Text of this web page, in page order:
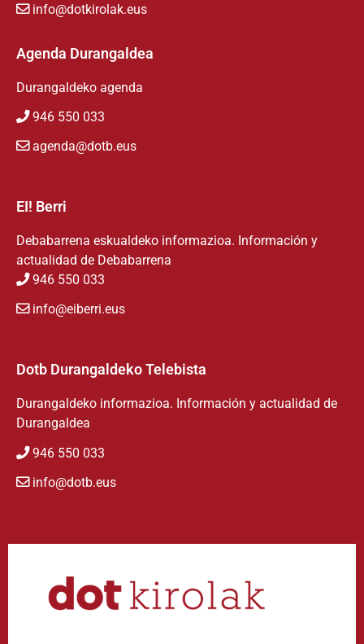
info@dotkirolak.eus
Agenda Durangaldea
Durangaldeko agenda
946 550 033
agenda@dotb.eus
EI! Berri
Debabarrena eskualdeko informazioa. Información y
actualidad de Debabarrena
946 550 033
info@eiberri.eus
Dotb Durangaldeko Telebista
Durangaldeko informazioa. Información y actualidad de
Durangaldea
946 550 033
info@dotb.eus